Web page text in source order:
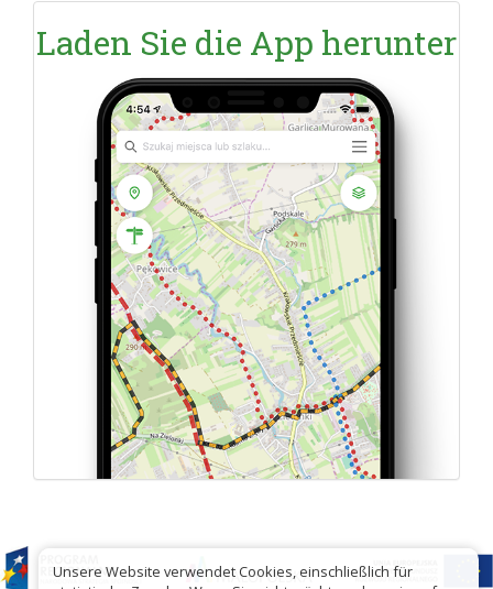
Laden Sie die App herunter
Unsere Website verwendet Cookies, einschließlich für